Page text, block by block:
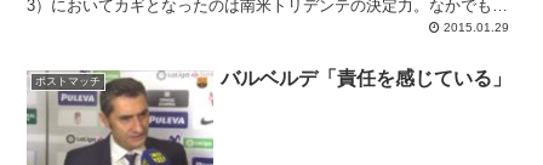
3）においてカギとなったのは南米トリデンテの決定力。なかでもネ
イマールのチャンスを確実に仕留める能力は際立っていて、このカウ
ず、あまり見たいものではないですが、速攻が美しく決まると気持ち
良いのは確か。ポゼッションと上手く織り交ぜていけば、強力なチー
ムとなりましょう。疑問符の付く判定が幾つもあり、審判が悪い主役
となったのは残念でした。
2015.01.29
ポストマッチ バルベルデ「責任を感じている」